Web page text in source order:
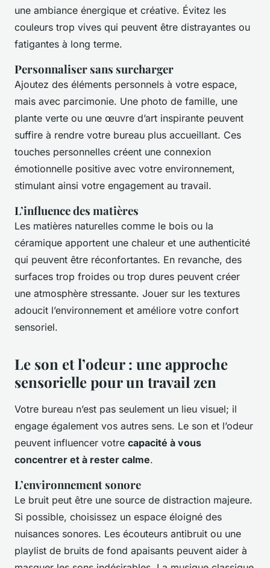
une ambiance énergique et créative. Évitez les
couleurs trop vives qui peuvent être distrayantes ou
fatigantes à long terme.
Personnaliser sans surcharger
Ajoutez des éléments personnels à votre espace,
mais avec parcimonie. Une photo de famille, une
plante verte ou une œuvre d’art inspirante peuvent
suffire à rendre votre bureau plus accueillant. Ces
touches personnelles créent une connexion
émotionnelle positive avec votre environnement,
stimulant ainsi votre engagement au travail.
L’influence des matières
Les matières naturelles comme le bois ou la
céramique apportent une chaleur et une authenticité
qui peuvent être réconfortantes. En revanche, des
surfaces trop froides ou trop dures peuvent créer
une atmosphère stressante. Jouer sur les textures
adoucit l’environnement et améliore votre confort
sensoriel.
Le son et l’odeur : une approche
sensorielle pour un travail zen
Votre bureau n’est pas seulement un lieu visuel; il
engage également vos autres sens. Le son et l’odeur
peuvent influencer votre capacité à vous
concentrer et à rester calme.
L’environnement sonore
Le bruit peut être une source de distraction majeure.
Si possible, choisissez un espace éloigné des
nuisances sonores. Les écouteurs antibruit ou une
playlist de bruits de fond apaisants peuvent aider à